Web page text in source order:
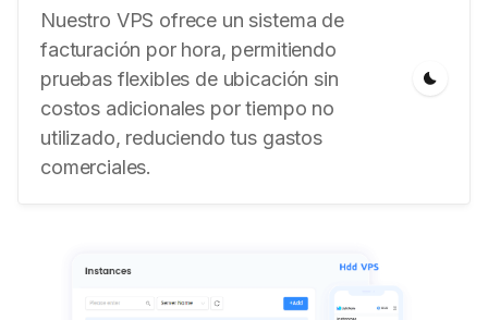
Nuestro VPS ofrece un sistema de
facturación por hora, permitiendo
pruebas flexibles de ubicación sin
costos adicionales por tiempo no
utilizado, reduciendo tus gastos
comerciales.